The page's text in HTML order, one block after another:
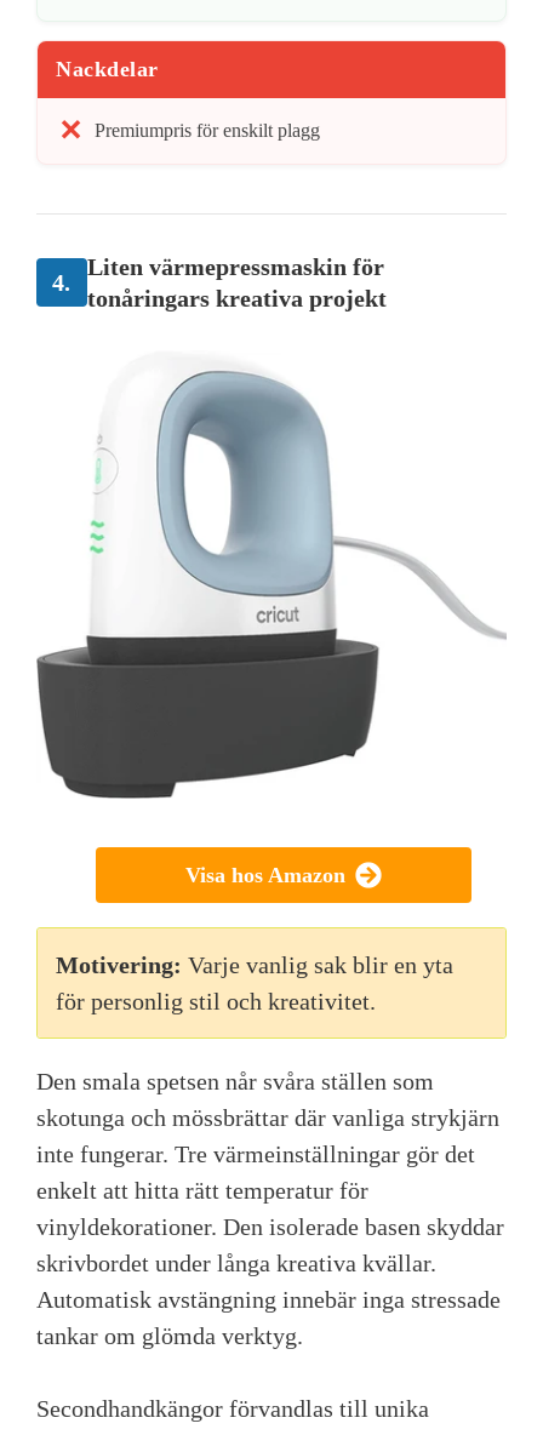
Nackdelar
Premiumpris för enskilt plagg
4.
Liten värmepressmaskin för
tonåringars kreativa projekt
Visa hos Amazon
Motivering: Varje vanlig sak blir en yta
för personlig stil och kreativitet.
Den smala spetsen når svåra ställen som
skotunga och mössbrättar där vanliga strykjärn
inte fungerar. Tre värmeinställningar gör det
enkelt att hitta rätt temperatur för
vinyldekorationer. Den isolerade basen skyddar
skrivbordet under långa kreativa kvällar.
Automatisk avstängning innebär inga stressade
tankar om glömda verktyg.
Secondhandkängor förvandlas till unika